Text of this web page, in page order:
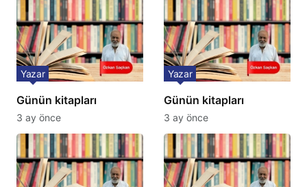
Günün kitapları
Yazar
3 ay önce
Günün kitapları
Yazar
3 ay önce